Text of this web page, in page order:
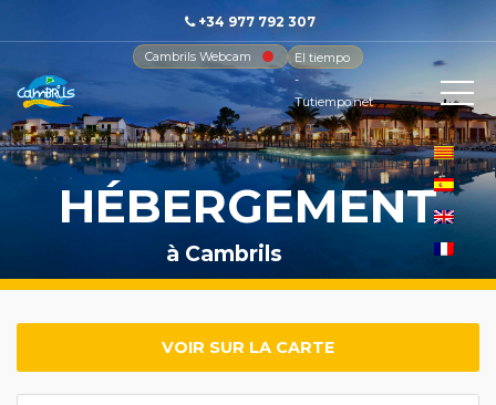
+34 977 792 307
Cambrils Webcam
El tiempo
-
Tutiempo.net
HÉBERGEMENT
à Cambrils
VOIR SUR LA CARTE